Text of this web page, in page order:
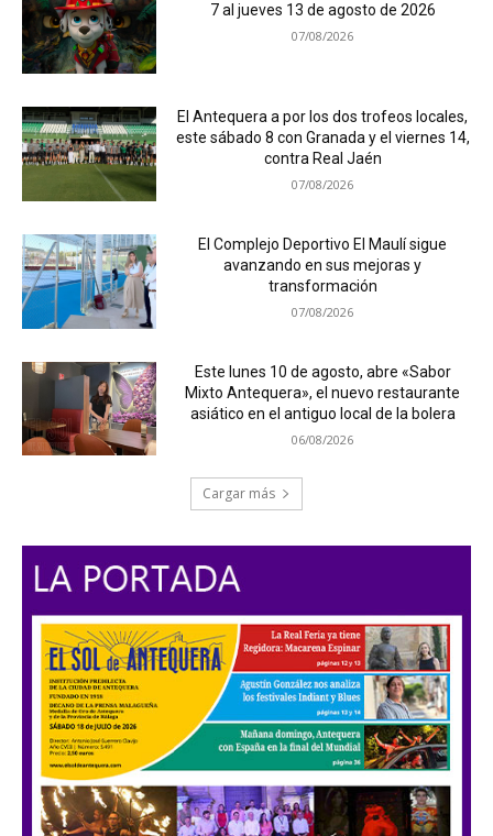
7 al jueves 13 de agosto de 2026
07/08/2026
El Antequera a por los dos trofeos locales,
este sábado 8 con Granada y el viernes 14,
contra Real Jaén
07/08/2026
El Complejo Deportivo El Maulí sigue
avanzando en sus mejoras y
transformación
07/08/2026
Este lunes 10 de agosto, abre «Sabor
Mixto Antequera», el nuevo restaurante
asiático en el antiguo local de la bolera
06/08/2026
Cargar más